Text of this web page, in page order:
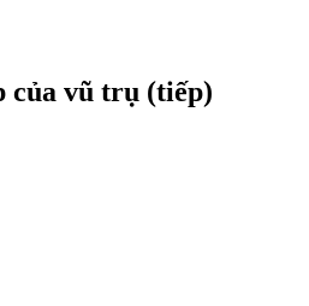
của vũ trụ (tiếp)